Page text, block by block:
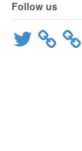
Follow us
Twitter